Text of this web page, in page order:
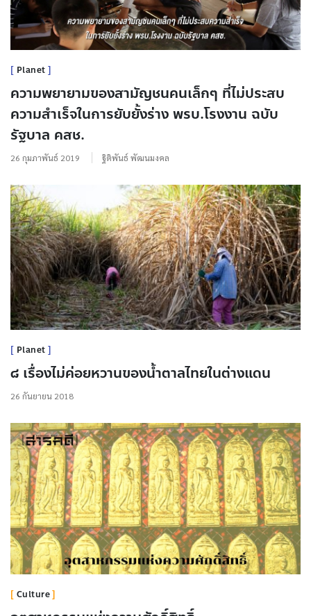
Planet
ความพยายามของสามัญชนคนเล็กๆ ที่ไม่ประสบ
ความสำเร็จในการยับยั้งร่าง พรบ.โรงงาน ฉบับ
รัฐบาล คสช.
26 กุมภาพันธ์ 2019 ฐิติพันธ์ พัฒนมงคล
Planet
๘ เรื่องไม่ค่อยหวานของน้ำตาลไทยในต่างแดน
26 กันยายน 2018
Culture